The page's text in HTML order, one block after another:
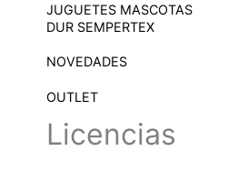
JUGUETES MASCOTAS
DUR SEMPERTEX
NOVEDADES
OUTLET
Licencias